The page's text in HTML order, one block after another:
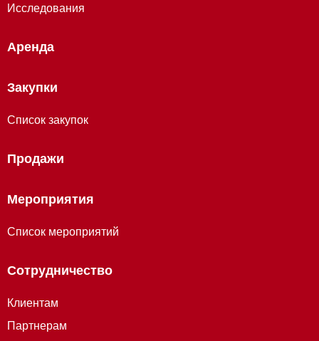
Исследования
Аренда
Закупки
Список закупок
Продажи
Мероприятия
Список мероприятий
Сотрудничество
Клиентам
Партнерам